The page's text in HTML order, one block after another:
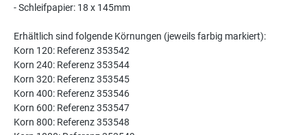
- Schleifpapier: 18 x 145mm
Erhältlich sind folgende Körnungen (jeweils farbig markiert):
Korn 120: Referenz 353542
Korn 240: Referenz 353544
Korn 320: Referenz 353545
Korn 400: Referenz 353546
Korn 600: Referenz 353547
Korn 800: Referenz 353548